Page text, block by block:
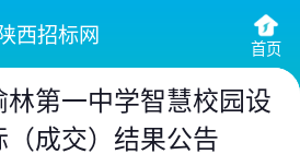
陕西招标网
首页
林第一中学智慧校园设
成交）结果公告